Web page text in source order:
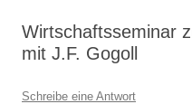
Wirtschaftsseminar
mit J.F. Gogoll
Schreibe eine Antwort